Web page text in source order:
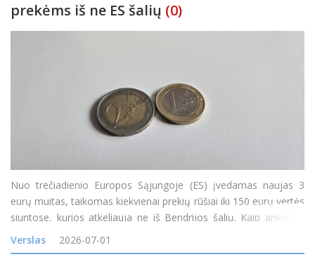
prekėms iš ne ES šalių (0)
Nuo trečiadienio Europos Sąjungoje (ES) įvedamas naujas 3
eurų muitas, taikomas kiekvienai prekių rūšiai iki 150 eurų vertės
siuntose, kurios atkeliauja ne iš Bendrijos šalių. Kaip anksčiau
pranešė Muitinės departamentas, iki šiol mažos vertės (iki 150
eurų)
Verslas 2026-07-01